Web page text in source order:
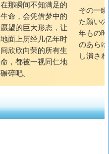
在那瞬间不知满足的
生命，会凭借梦中的
愿望的巨大形态，让
地面上历经几亿年时
间欣欣向荣的所有生
命，都被一视同仁地
碾碎吧。
その一
た願い
年もの
のあら
し潰さ